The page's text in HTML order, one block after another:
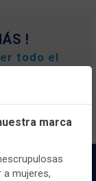
!
todo el
o
segura nuestra
marca
mujeres,